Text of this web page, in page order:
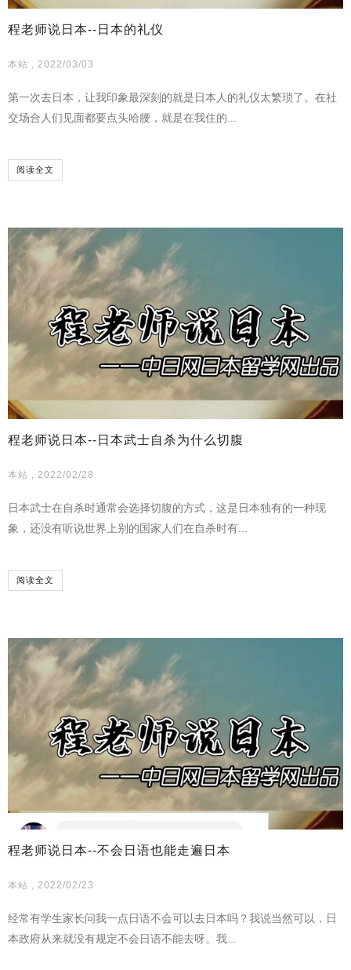
程老师说日本--日本的礼仪
本站 , 2022/03/03
第一次去日本，让我印象最深刻的就是日本人的礼仪太繁琐了。在社
交场合人们见面都要点头哈腰，就是在我住的...
阅读全文
程老师说日本--日本武士自杀为什么切腹
本站 , 2022/02/28
日本武士在自杀时通常会选择切腹的方式，这是日本独有的一种现
象，还没有听说世界上别的国家人们在自杀时有...
阅读全文
程老师说日本--不会日语也能走遍日本
本站 , 2022/02/23
经常有学生家长问我一点日语不会可以去日本吗？我说当然可以，日
本政府从来就没有规定不会日语不能去呀。我...